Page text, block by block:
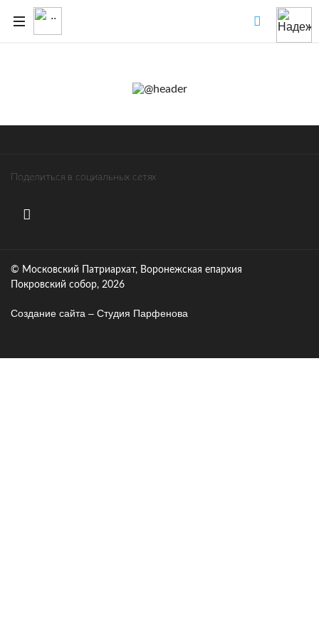
Поделиться в социальных сетях
© Московский Патриархат, Воронежcкая епархия
Покровский собор, 2026
Создание сайта – Cтудия Парфенова